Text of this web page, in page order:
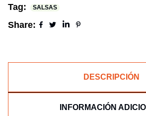
Tag: SALSAS
Share:
DESCRIPCIÓN
INFORMACIÓN